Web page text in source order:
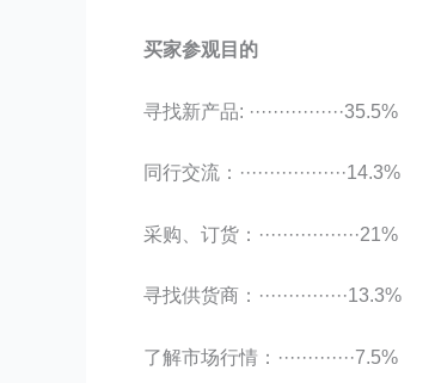
买家参观目的
寻找新产品: ················35.5%
同行交流：··················14.3%
采购、订货：·················21%
寻找供货商：···············13.3%
了解市场行情：·············7.5%